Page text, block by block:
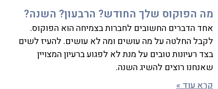
מה הפוקוס שלך החודש? הרבעון? השנה?
אחד הדברים החשובים לחברות בצמיחה הוא הפוקוס.
לקבל החלטה על מה עושים ומה לא עושים. להעיז לשים
בצד רעיונות טובים על מנת לא לפגוע ברעיון המצויין
שאנחנו רוצים להשיג השנה.
קרא עוד »